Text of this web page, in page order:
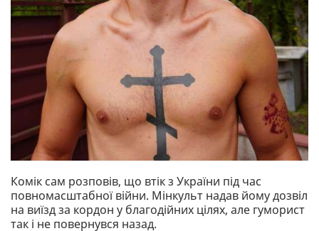
Комік сам розповів, що втік з України під час
повномасштабної війни. Мінкульт надав йому дозвіл
на виїзд за кордон у благодійних цілях, але гуморист
так і не повернувся назад.